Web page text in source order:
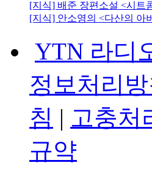
[지식] 배준 장편소설 <시트
[지식] 안소영의 <다산의 아
YTN 라디
정보처리방
침 | 고충처
규약